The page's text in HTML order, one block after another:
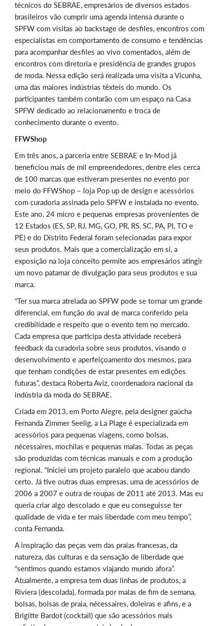
técnicos do SEBRAE, empresários de diversos estados
brasileiros vão cumprir uma agenda intensa durante o
SPFW com visitas ao backstage de desfiles, encontros com
especialistas em comportamento de consumo e tendências
para acompanhar desfiles ao vivo comentados, além de
encontros com diretoria e presidência de grandes grupos
de moda. Nessa edição será realizada uma visita a Vicunha,
uma das maiores indústrias têxteis do mundo. Os
participantes também contarão com um espaço na Casa
SPFW dedicado ao relacionamento e troca de
conhecimento durante o evento.
FFWShop
Em três anos, a parceria entre SEBRAE e In-Mod já
beneficiou mais de mil empreendedores, dentre eles cerca
de 100 marcas que estiveram presentes no evento por
meio do FFWShop – loja Pop up de design e acessórios
com curadoria assinada pelo SPFW e instalada no evento.
Este ano, 24 micro e pequenas empresas provenientes de
12 Estados (ES, SP, RJ, MG, GO, PR, RS, SC, PA, PI, TO e
PE) e do Distrito Federal foram selecionadas para expor
seus produtos. Mais que a comercialização em si, a
exposição na loja conceito permite aos empresários atingir
um novo patamar de divulgação para seus produtos e sua
marca.
“Ter sua marca atrelada ao SPFW pode se tornar um grande
diferencial, em função do aval de marca conferido pela
credibilidade e respeito que o evento tem no mercado.
Cada empresa que participa desta atividade receberá
feedback da curadoria sobre seus produtos, visando o
desenvolvimento e aperfeiçoamento dos mesmos, para
que tenham condições de estar presentes em edições
futuras”, destaca Roberta Aviz, coordenadora nacional da
indústria da moda do SEBRAE.
Criada em 2013, em Porto Alegre, pela designer gaúcha
Fernanda Zimmer Seelig, a La Plage é especializada em
acessórios para pequenas viagens, como bolsas,
nécessaires, mochilas e pequenas malas. Todas as peças
são produzidas com técnicas manuais e com a produção
regional. “Iniciei um projeto paralelo que acabou dando
certo. Já tive outras duas empresas, uma de acessórios de
2006 a 2007 e outra de roupas de 2011 até 2013. Mas eu
queria criar algo descolado e que eu conseguisse ter
qualidade de vida e ter mais liberdade com meu tempo”,
conta Fernanda.
A inspiração das peças vem das praias francesas, da
natureza, das culturas e da sensação de liberdade que
“sentimos quando estamos viajando mundo afora”.
Atualmente, a empresa tem duas linhas de produtos, a
Riviera (descolada), formada por malas de fim de semana,
bolsas, bolsas de praia, nécessaires, doleiras e afins, e a
Brigitte Bardot (cocktail) que são acessórios mais